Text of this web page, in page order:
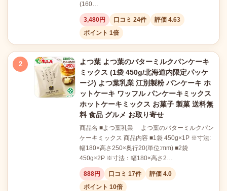
(160…
3,480円 口コミ 24件
評価 4.63
ポイント 1倍
2
よつ葉 よつ葉のバターミルクパンケーキ
ミックス (1袋 450g/北海道内限定パッケ
ージ) よつ葉乳業 江別製粉 パンケーキ ホ
ットケーキ ワッフル パンケーキミックス
ホットケーキミックス お菓子 製菓 送料無
料 食品 グルメ お取り寄せ
商品名 ■よつ葉乳業 よつ葉のバターミルクパン
ケーキミックス 商品内容 ■1袋 450g×1P ※寸法:
幅180×高さ250×奥行20(単位:mm) ■2袋
450g×2P ※寸法：幅180×高さ2…
888円 口コミ 17件
評価 4.0
ポイント 10倍